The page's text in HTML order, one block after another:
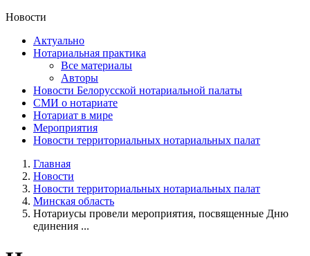
Новости
Актуально
Нотариальная практика
Все материалы
Авторы
Новости Белорусской нотариальной палаты
СМИ о нотариате
Нотариат в мире
Мероприятия
Новости территориальных нотариальных палат
Главная
Новости
Новости территориальных нотариальных палат
Минская область
Нотариусы провели мероприятия, посвященные Дню
единения ...